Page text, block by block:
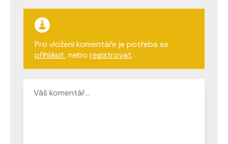
Pro vložení komentáře je potřeba se
přihlásit, nebo registrovat.